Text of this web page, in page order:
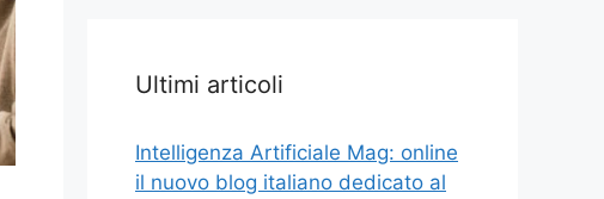
Ultimi articoli
Intelligenza Artificiale Mag: online
il nuovo blog italiano dedicato al